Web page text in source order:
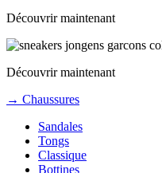
Découvrir maintenant
Découvrir maintenant
→ Chaussures
Sandales
Tongs
Classique
Bottines